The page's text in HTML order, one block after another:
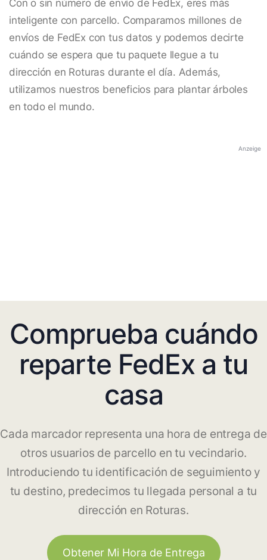
Con o sin número de envío de FedEx, eres más
inteligente con parcello. Comparamos millones de
envíos de FedEx con tus datos y podemos decirte
cuándo se espera que tu paquete llegue a tu
dirección en Roturas durante el día. Además,
utilizamos nuestros beneficios para plantar árboles
en todo el mundo.
Anzeige
Comprueba cuándo
reparte FedEx a tu
casa
Cada marcador representa una hora de entrega de
otros usuarios de parcello en tu vecindario.
Introduciendo tu identificación de seguimiento y
tu destino, predecimos tu llegada personal a tu
dirección en Roturas.
Obtener Mi Hora de Entrega